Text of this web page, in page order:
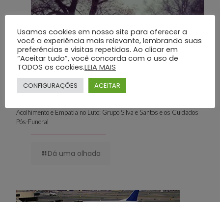
Acolhimento e Empatia no Luto: Grupo Silva e Santos e os Cuidados
Pós-Funeral
Dá uma olhada
Usamos cookies em nosso site para oferecer a
você a experiência mais relevante, lembrando suas
preferências e visitas repetidas. Ao clicar em
“Aceitar tudo”, você concorda com o uso de
TODOS os cookies.LEIA MAIS
CONFIGURAÇÕES ACEITAR